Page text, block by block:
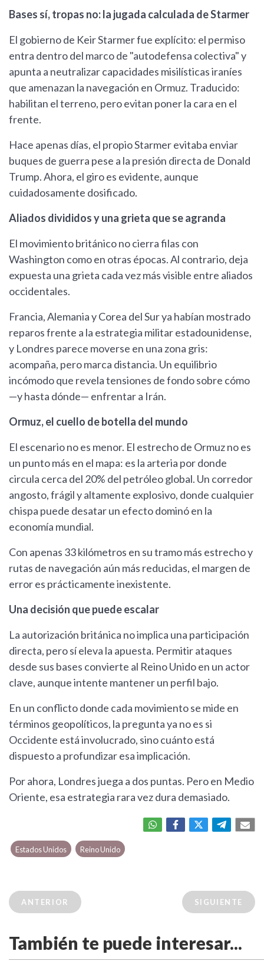
Bases sí, tropas no: la jugada calculada de Starmer
El gobierno de Keir Starmer fue explícito: el permiso
entra dentro del marco de "autodefensa colectiva" y
apunta a neutralizar capacidades misilísticas iraníes
que amenazan la navegación en Ormuz. Traducido:
habilitan el terreno, pero evitan poner la cara en el
frente.
Hace apenas días, el propio Starmer evitaba enviar
buques de guerra pese a la presión directa de Donald
Trump. Ahora, el giro es evidente, aunque
cuidadosamente dosificado.
Aliados divididos y una grieta que se agranda
El movimiento británico no cierra filas con
Washington como en otras épocas. Al contrario, deja
expuesta una grieta cada vez más visible entre aliados
occidentales.
Francia, Alemania y Corea del Sur ya habían mostrado
reparos frente a la estrategia militar estadounidense,
y Londres parece moverse en una zona gris:
acompaña, pero marca distancia. Un equilibrio
incómodo que revela tensiones de fondo sobre cómo
—y hasta dónde— enfrentar a Irán.
Ormuz, el cuello de botella del mundo
El escenario no es menor. El estrecho de Ormuz no es
un punto más en el mapa: es la arteria por donde
circula cerca del 20% del petróleo global. Un corredor
angosto, frágil y altamente explosivo, donde cualquier
chispa puede desatar un efecto dominó en la
economía mundial.
Con apenas 33 kilómetros en su tramo más estrecho y
rutas de navegación aún más reducidas, el margen de
error es prácticamente inexistente.
Una decisión que puede escalar
La autorización británica no implica una participación
directa, pero sí eleva la apuesta. Permitir ataques
desde sus bases convierte al Reino Unido en un actor
clave, aunque intente mantener un perfil bajo.
En un conflicto donde cada movimiento se mide en
términos geopolíticos, la pregunta ya no es si
Occidente está involucrado, sino cuánto está
dispuesto a profundizar esa implicación.
Por ahora, Londres juega a dos puntas. Pero en Medio
Oriente, esa estrategia rara vez dura demasiado.
Estados Unidos Reino Unido
ANTERIOR SIGUIENTE
También te puede interesar...